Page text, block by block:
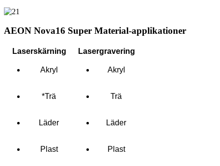
AEON Nova16 Super Material-applikationer
Laserskärning Lasergravering
Akryl Akryl
*Trä Trä
Läder Läder
Plast Plast